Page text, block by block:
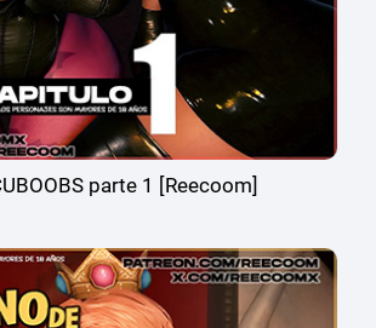
parte 1 [Reecoom]